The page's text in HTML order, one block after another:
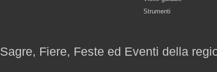
Strumenti
Sagre, Fiere, Feste ed Eventi della